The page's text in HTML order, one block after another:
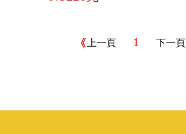
上一頁 1 下一頁